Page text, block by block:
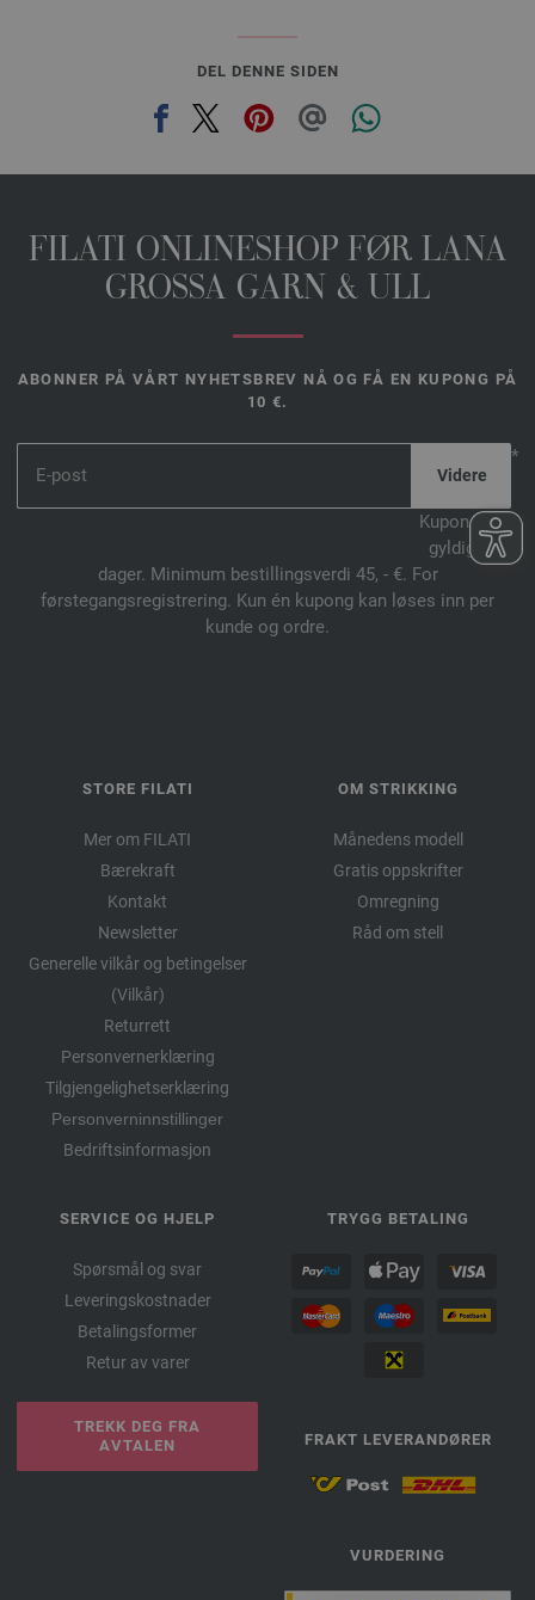
DEL DENNE SIDEN
FILATI ONLINESHOP FØR LANA
GROSSA GARN & ULL
ABONNER PÅ VÅRT NYHETSBREV NÅ OG FÅ EN KUPONG PÅ
10 €.
*
Kupongen er
gyldig i 14
dager. Minimum bestillingsverdi 45, - €. For
førstegangsregistrering. Kun én kupong kan løses inn per
kunde og ordre.
STORE FILATI
Mer om FILATI
Bærekraft
Kontakt
Newsletter
Generelle vilkår og betingelser
(Vilkår)
Returrett
Personvernerklæring
Tilgjengelighetserklæring
Personverninnstillinger
Bedriftsinformasjon
OM STRIKKING
Månedens modell
Gratis oppskrifter
Omregning
Råd om stell
SERVICE OG HJELP
Spørsmål og svar
Leveringskostnader
Betalingsformer
Retur av varer
TREKK DEG FRA
AVTALEN
TRYGG BETALING
FRAKT LEVERANDØRER
VURDERING